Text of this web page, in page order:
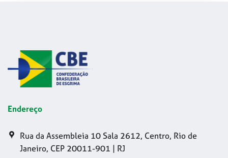
Endereço
Rua da Assembleia 10 Sala 2612, Centro, Rio de
Janeiro, CEP 20011-901 | RJ